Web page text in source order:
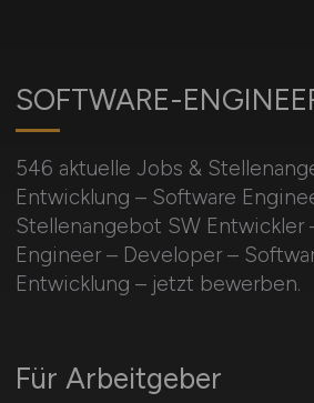
SOFTWARE-
546 aktuelle Jobs &
Entwicklung – Software
Stellenangebot SW Entwickler
Engineer – Developer –
Entwicklung – jetzt bewerben.
Für Arbeitgeber